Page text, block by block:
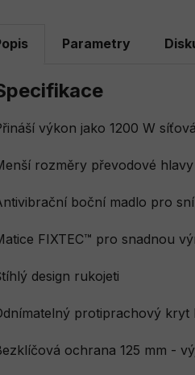
Parametry
výkon jako 1200 W
rozměry převodové
boční madlo pro
FIXTEC™ pro snadnou
design rukojeti
protiprachový
ochrana 125 mm -